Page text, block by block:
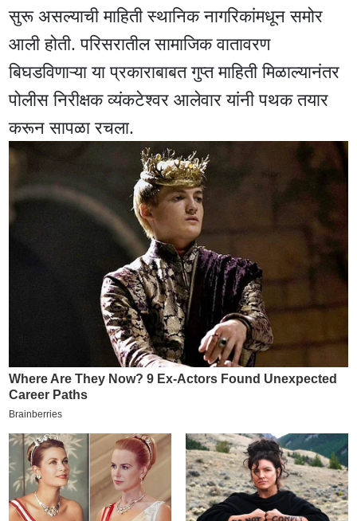
सुरू असल्याची माहिती स्थानिक नागरिकांमधून समोर
आली होती. परिसरातील सामाजिक वातावरण
बिघडविणाऱ्या या प्रकाराबाबत गुप्त माहिती मिळाल्यानंतर
पोलीस निरीक्षक व्यंकटेश्वर आलेवार यांनी पथक तयार
करून सापळा रचला.